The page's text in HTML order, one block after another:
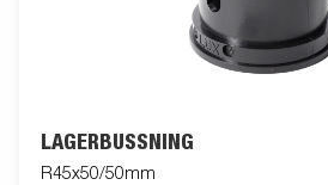
LAGERBUSSNING
R45x50/50mm